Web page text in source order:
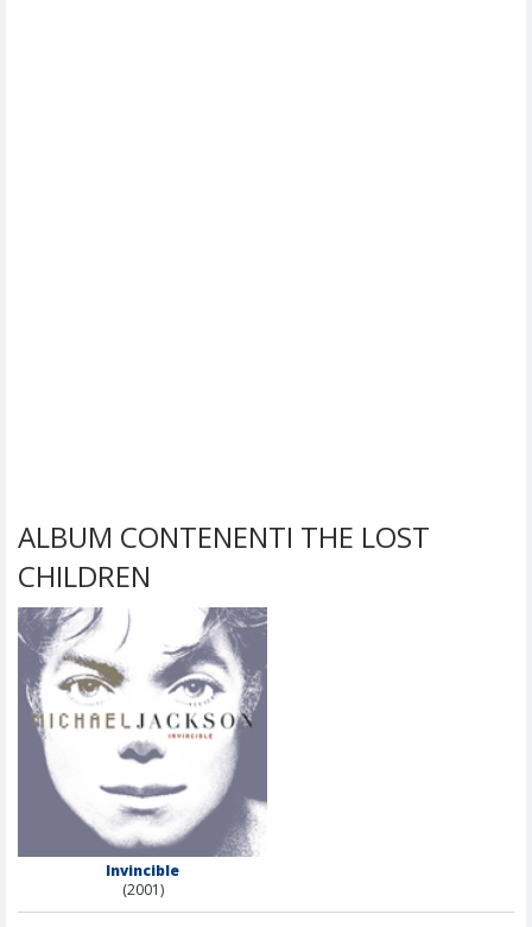
ALBUM CONTENENTI THE LOST
CHILDREN
Invincible
(2001)